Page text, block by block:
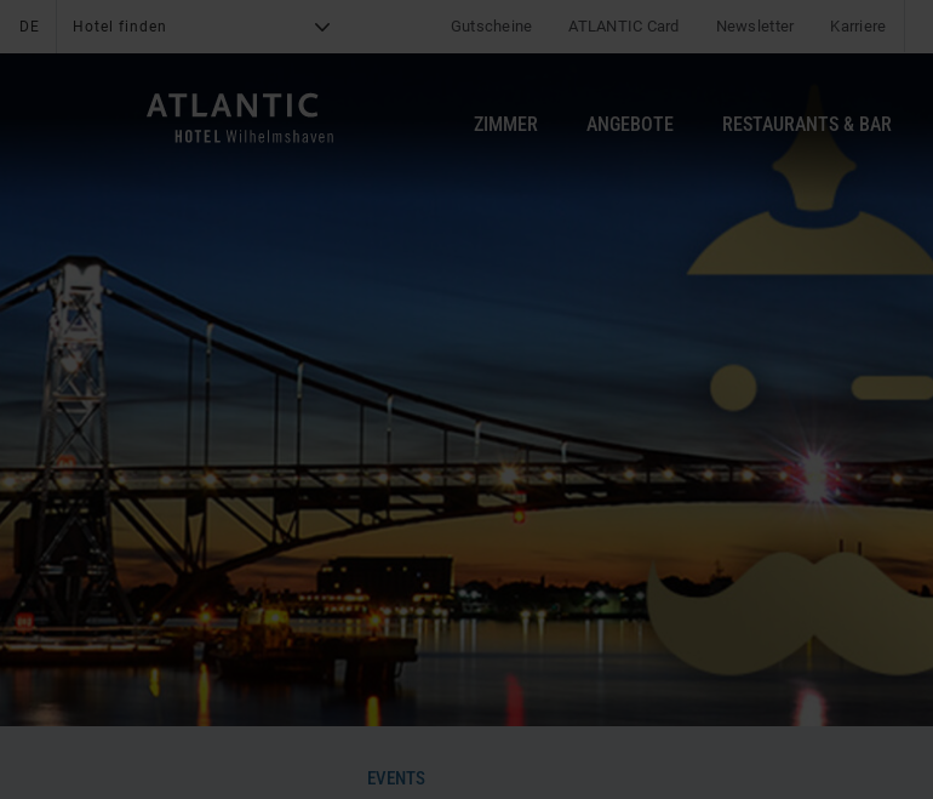
DE Hotel finden G Gutscheine ATLANTIC Card Newsletter Karriere
X
ZIMMER ANGEBOTE RESTAURANTS & BAR
Was uns auszeichnet
Online Bezahlung
Serviceleistungen
UNESCO-Weltnaturerbe
Impressionen
Blogs
Webcam
Veranstaltungstipps
Bewertungen
Lage & Anreise
Karriere
Kontakt
EVENTS